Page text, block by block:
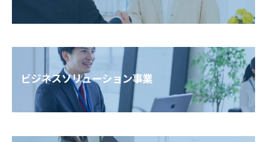
ビジネスソリューション事業